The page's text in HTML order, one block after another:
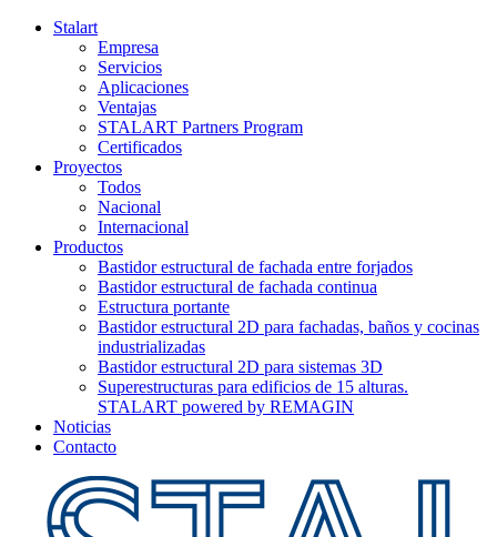
Stalart
Empresa
Servicios
Aplicaciones
Ventajas
STALART Partners Program
Certificados
Proyectos
Todos
Nacional
Internacional
Productos
Bastidor estructural de fachada entre forjados
Bastidor estructural de fachada continua
Estructura portante
Bastidor estructural 2D para fachadas, baños y cocinas
industrializadas
Bastidor estructural 2D para sistemas 3D
Superestructuras para edificios de 15 alturas.
STALART powered by REMAGIN
Noticias
Contacto